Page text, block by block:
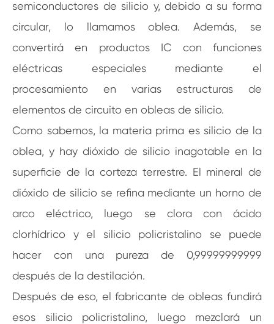
semiconductores de silicio y, debido a su forma
circular, lo llamamos oblea. Además, se
convertirá en productos IC con funciones
eléctricas especiales mediante el
procesamiento en varias estructuras de
elementos de circuito en obleas de silicio.
Como sabemos, la materia prima es silicio de la
oblea, y hay dióxido de silicio inagotable en la
superficie de la corteza terrestre. El mineral de
dióxido de silicio se refina mediante un horno de
arco eléctrico, luego se clora con ácido
clorhídrico y el silicio policristalino se puede
hacer con una pureza de 0,99999999999
después de la destilación.
Después de eso, el fabricante de obleas fundirá
esos silicio policristalino, luego mezclará un